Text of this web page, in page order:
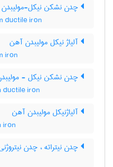
چدن نشکن نیکل-مولیبدن
ductile iron
آلیاژ نیکل مولیبدن آهن
iron
چدن نشکن نیکل -
iron
آلیاژنیکل مولیبدن آهن
iron
چدن نیتراته ، چدن